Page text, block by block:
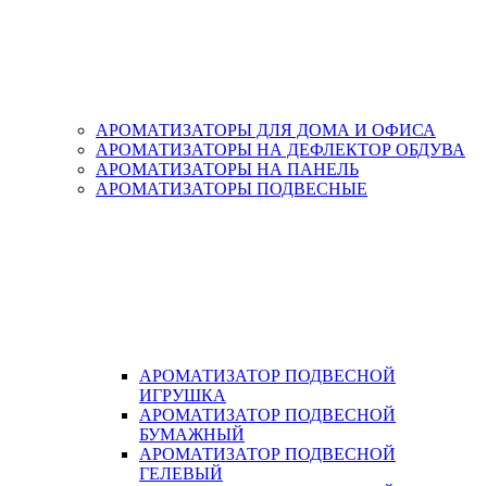
АРОМАТИЗАТОРЫ ДЛЯ ДОМА И ОФИСА
АРОМАТИЗАТОРЫ НА ДЕФЛЕКТОР ОБДУВА
АРОМАТИЗАТОРЫ НА ПАНЕЛЬ
АРОМАТИЗАТОРЫ ПОДВЕСНЫЕ
АРОМАТИЗАТОР ПОДВЕСНОЙ
ИГРУШКА
АРОМАТИЗАТОР ПОДВЕСНОЙ
БУМАЖНЫЙ
АРОМАТИЗАТОР ПОДВЕСНОЙ
ГЕЛЕВЫЙ